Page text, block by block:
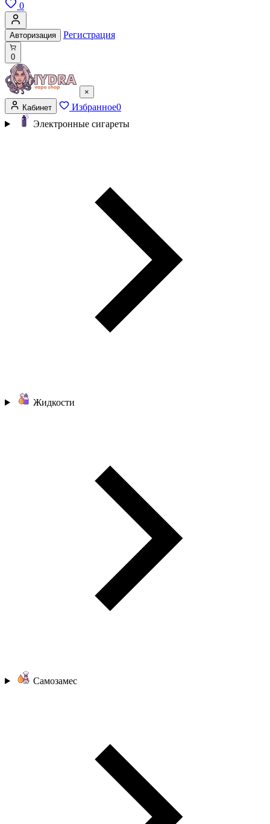
0
Авторизация Регистрация
0
×
Кабинет
Избранное0
Электронные сигареты
Жидкости
Самозамес